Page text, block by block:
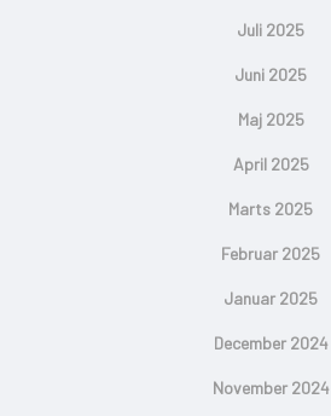
Juli 2025
Juni 2025
Maj 2025
April 2025
Marts 2025
Februar 2025
Januar 2025
December 2024
November 2024